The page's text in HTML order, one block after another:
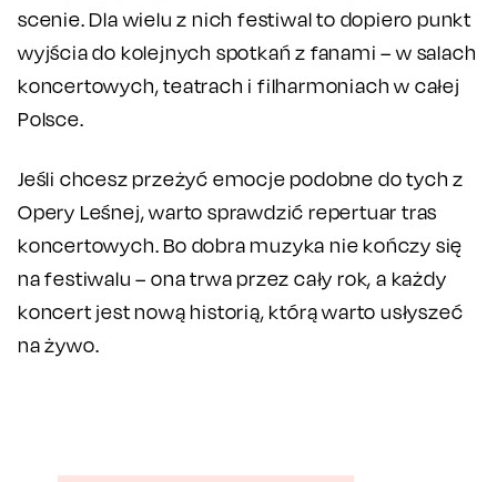
scenie. Dla wielu z nich festiwal to dopiero punkt
wyjścia do kolejnych spotkań z fanami – w salach
koncertowych, teatrach i filharmoniach w całej
Polsce.
Jeśli chcesz przeżyć emocje podobne do tych z
Opery Leśnej, warto sprawdzić repertuar tras
koncertowych. Bo dobra muzyka nie kończy się
na festiwalu – ona trwa przez cały rok, a każdy
koncert jest nową historią, którą warto usłyszeć
na żywo.